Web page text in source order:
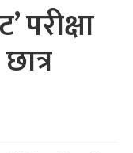
परीक्षा